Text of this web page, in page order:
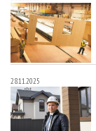
28.11.2025